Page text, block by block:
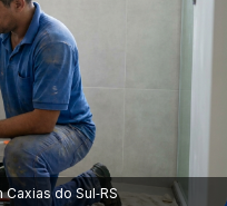
do Sul‑RS